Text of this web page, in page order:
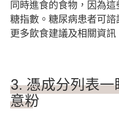
同時進食的食物，因為
糖指數。糖尿病患者可
更多飲食建議及相關資訊
3.憑成分列表一
意粉